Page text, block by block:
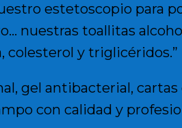
estetoscopio para
nuestras toallitas
colesterol y triglicéridos.”
gel antibacterial, cartas
con calidad y